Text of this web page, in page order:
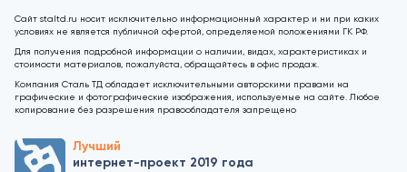
Сайт staltd.ru носит исключительно информационный характер и ни при каких
условиях не является публичной офертой, определяемой положениями ГК РФ.
Для получения подробной информации о наличии, видах, характеристиках и
стоимости материалов, пожалуйста, обращайтесь в офис продаж.
Компания Сталь ТД обладает исключительными авторскими правами на
графические и фотографические изображения, используемые на сайте. Любое
копирование без разрешения правообладателя запрещено
Лучший
интернет-проект 2019 года